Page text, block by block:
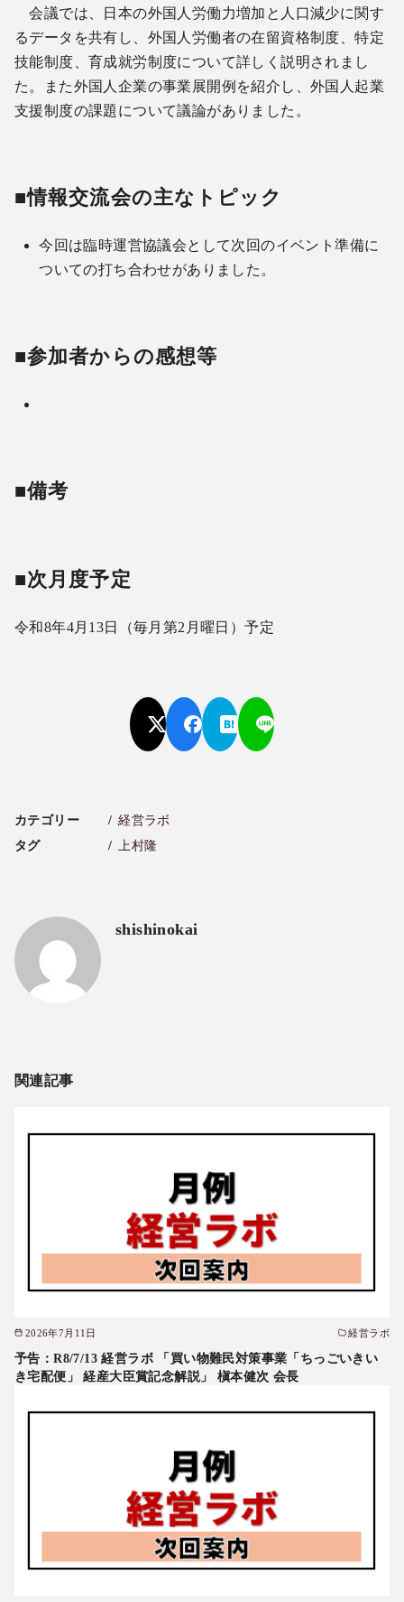
会議では、日本の外国人労働力増加と人口減少に関す
るデータを共有し、外国人労働者の在留資格制度、特定
技能制度、育成就労制度について詳しく説明されまし
た。また外国人企業の事業展開例を紹介し、外国人起業
支援制度の課題について議論がありました。
■情報交流会の主なトピック
今回は臨時運営協議会として次回のイベント準備に
ついての打ち合わせがありました。
■参加者からの感想等
■備考
■次月度予定
令和8年4月13日（毎月第2月曜日）予定
カテゴリー
経営ラボ
タグ
上村隆
shishinokai
関連記事
2026年7月11日 経営ラボ
予告：R8/7/13 経営ラボ 「買い物難民対策事業「ちっごいきい
き宅配便」 経産大臣賞記念解説」 槇本健次 会長